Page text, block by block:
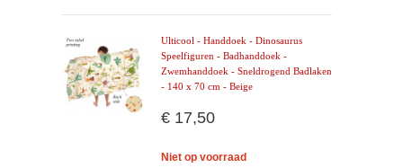
Ulticool - Handdoek - Dinosaurus
Speelfiguren - Badhanddoek -
Zwemhanddoek - Sneldrogend Badlaken
- 140 x 70 cm - Beige
€ 17,50
Niet op voorraad